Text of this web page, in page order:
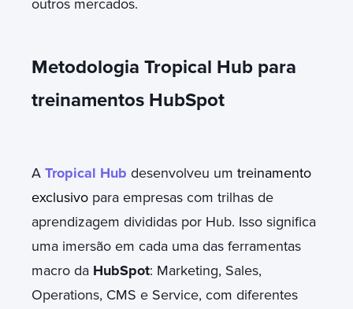
outros mercados.
Metodologia Tropical Hub para
treinamentos HubSpot
A Tropical Hub desenvolveu um treinamento
exclusivo para empresas com trilhas de
aprendizagem divididas por Hub. Isso significa
uma imersão em cada uma das ferramentas
macro da HubSpot: Marketing, Sales,
Operations, CMS e Service, com diferentes